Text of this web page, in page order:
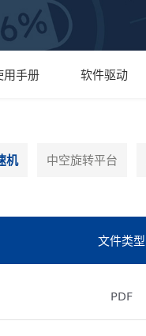
用手册 软件驱动
机 中空旋转平台
文件类型
PDF